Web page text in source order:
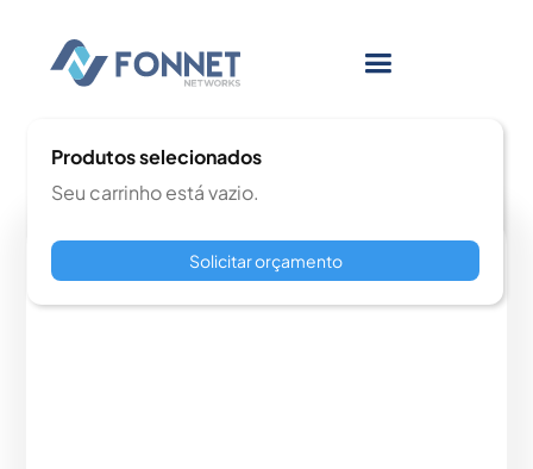
Produtos selecionados
Seu carrinho está vazio.
Solicitar orçamento